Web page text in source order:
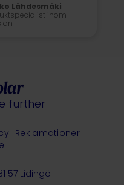
Lähdesmäki
inom
further
57 Lidingö
Reklamationer